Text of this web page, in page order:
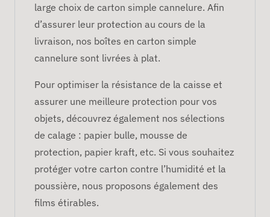
large choix de carton simple cannelure. Afin
d’assurer leur protection au cours de la
livraison, nos boîtes en carton simple
cannelure sont livrées à plat.
Pour optimiser la résistance de la caisse et
assurer une meilleure protection pour vos
objets, découvrez également nos sélections
de calage : papier bulle, mousse de
protection, papier kraft, etc. Si vous souhaitez
protéger votre carton contre l’humidité et la
poussière, nous proposons également des
films étirables.